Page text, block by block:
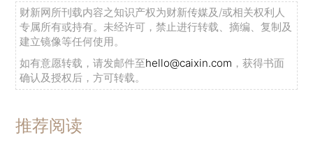
财新网所刊载内容之知识产权为财新传媒及/或相关权利人
专属所有或持有。未经许可，禁止进行转载、摘编、复制及
建立镜像等任何使用。
如有意愿转载，请发邮件至hello@caixin.com ，获得书面
确认及授权后，方可转载。
推荐阅读